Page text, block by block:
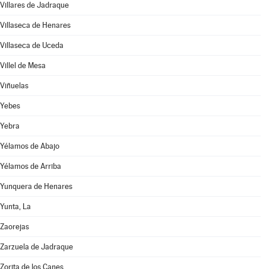
Villares de Jadraque
Villaseca de Henares
Villaseca de Uceda
Villel de Mesa
Viñuelas
Yebes
Yebra
Yélamos de Abajo
Yélamos de Arriba
Yunquera de Henares
Yunta, La
Zaorejas
Zarzuela de Jadraque
Zorita de los Canes